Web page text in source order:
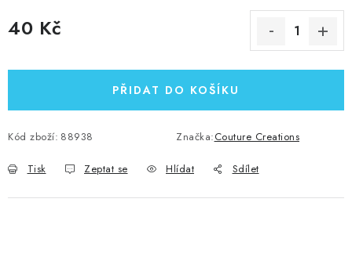
40 Kč
PŘIDAT DO KOŠÍKU
Kód zboží: 88938 Značka:Couture Creations
Tisk Zeptat se Hlídat Sdílet